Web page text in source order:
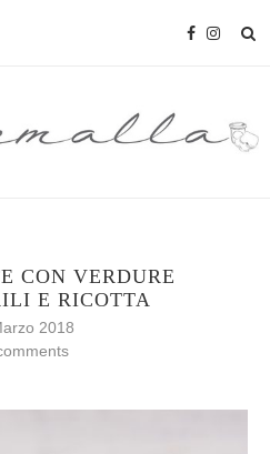
CON VERDURE
E RICOTTA
2018